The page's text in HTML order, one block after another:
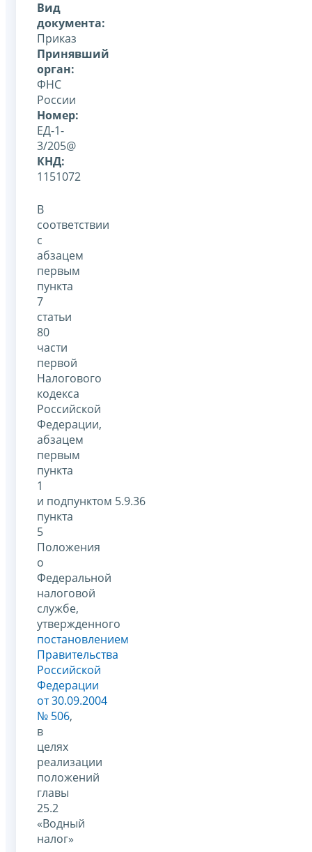
Вид
документа:
Приказ
Принявший
орган:
ФНС
России
Номер:
ЕД-1-
3/205@
КНД:
1151072
В
соответствии
с
абзацем
первым
пункта
7
статьи
80
части
первой
Налогового
кодекса
Российской
Федерации,
абзацем
первым
пункта
1
и подпунктом 5.9.36
пункта
5
Положения
о
Федеральной
налоговой
службе,
утвержденного
постановлением
Правительства
Российской
Федерации
от 30.09.2004
№ 506,
в
целях
реализации
положений
главы
25.2
«Водный
налог»